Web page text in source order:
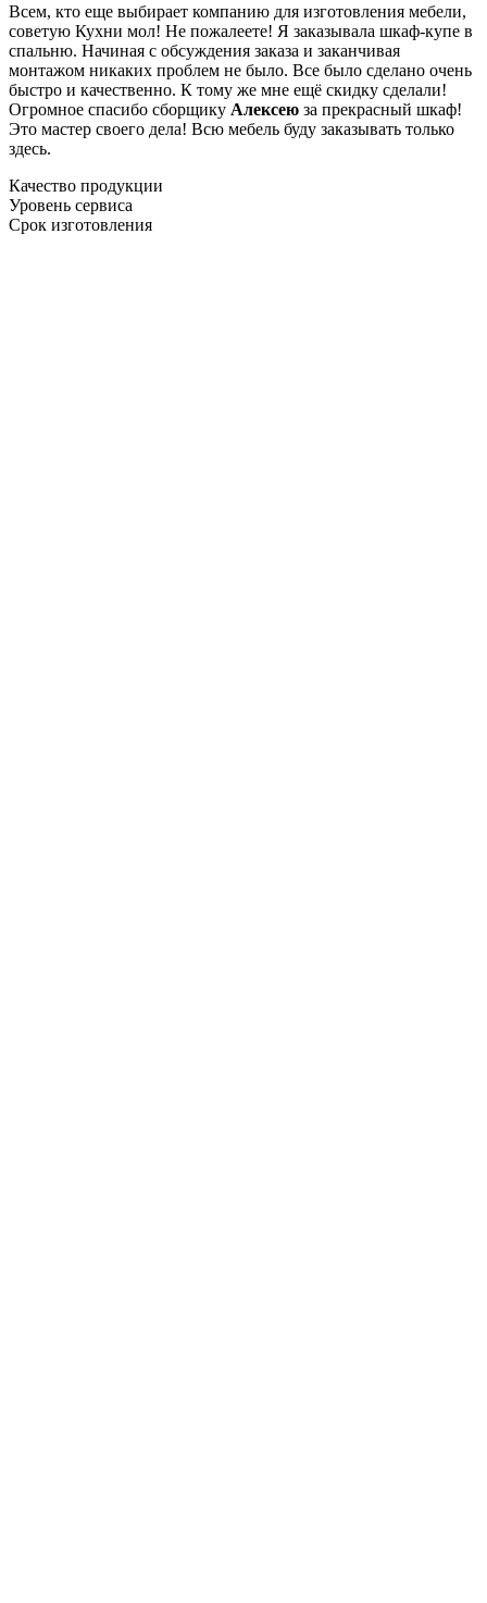
Всем, кто еще выбирает компанию для изготовления мебели,
советую Кухни мол! Не пожалеете! Я заказывала шкаф-купе в
спальню. Начиная с обсуждения заказа и заканчивая
монтажом никаких проблем не было. Все было сделано очень
быстро и качественно. К тому же мне ещё скидку сделали!
Огромное спасибо сборщику Алексею за прекрасный шкаф!
Это мастер своего дела! Всю мебель буду заказывать только
здесь.
Качество продукции
Уровень сервиса
Срок изготовления